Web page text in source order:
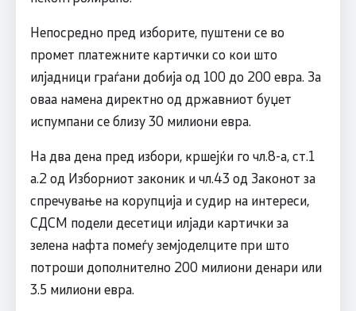
Непосредно пред изборите, пуштени се во
промет платежните картички со кои што
илјадници граѓани добија од 100 до 200 евра. За
оваа намена директно од државниот буџет
испумпани се близу 30 милиони евра.
На два дена пред избори, кршејќи го чл.8-а, ст.1
а.2 од Изборниот законик и чл.43 од Законот за
спречување на корупција и судир на интереси,
СДСМ подели десетици илјади картички за
зелена нафта помеѓу земјоделците при што
потроши дополнително 200 милиони денари или
3.5 милиони евра.